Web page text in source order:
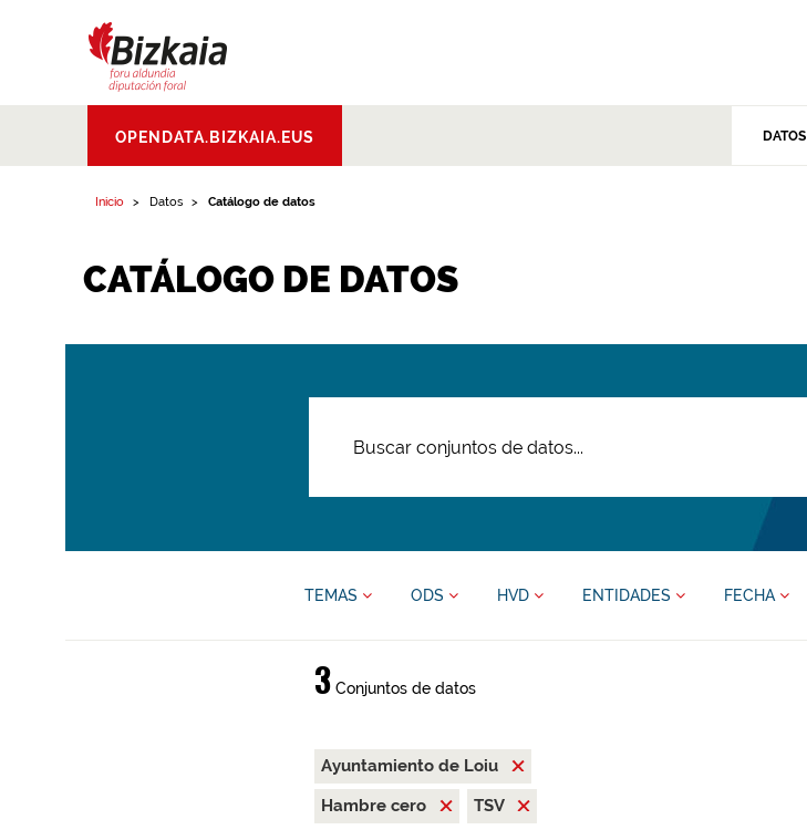
Aldundia.Diputacion
Foral de Bizkaia
OPENDATA.BIZKAIA.EUS DATOS
Inicio Datos Catálogo de datos
CATÁLOGO DE DATOS
TEMAS ODS HVD ENTIDADES FECHA
3Conjuntos de datos
Ayuntamiento de Loiu
Hambre cero
TSV